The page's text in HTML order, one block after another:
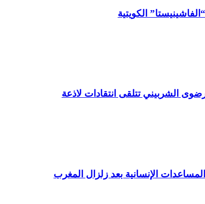
الكويتية
الشربيني تتلقى انتقادات لاذعة
الإنسانية بعد زلزال المغرب